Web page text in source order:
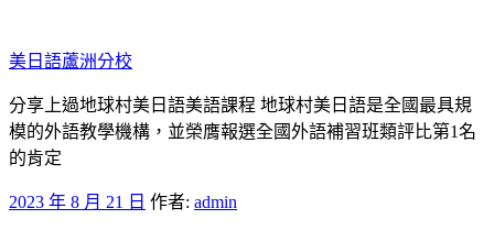
至
主
要
內
容
美日語蘆洲分校
分享上過地球村美日語美語課程 地球村美日語是全國最具規
模的外語教學機構，並榮膺報選全國外語補習班類評比第1名
的肯定
發
2023 年 8 月 21 日 作者: admin